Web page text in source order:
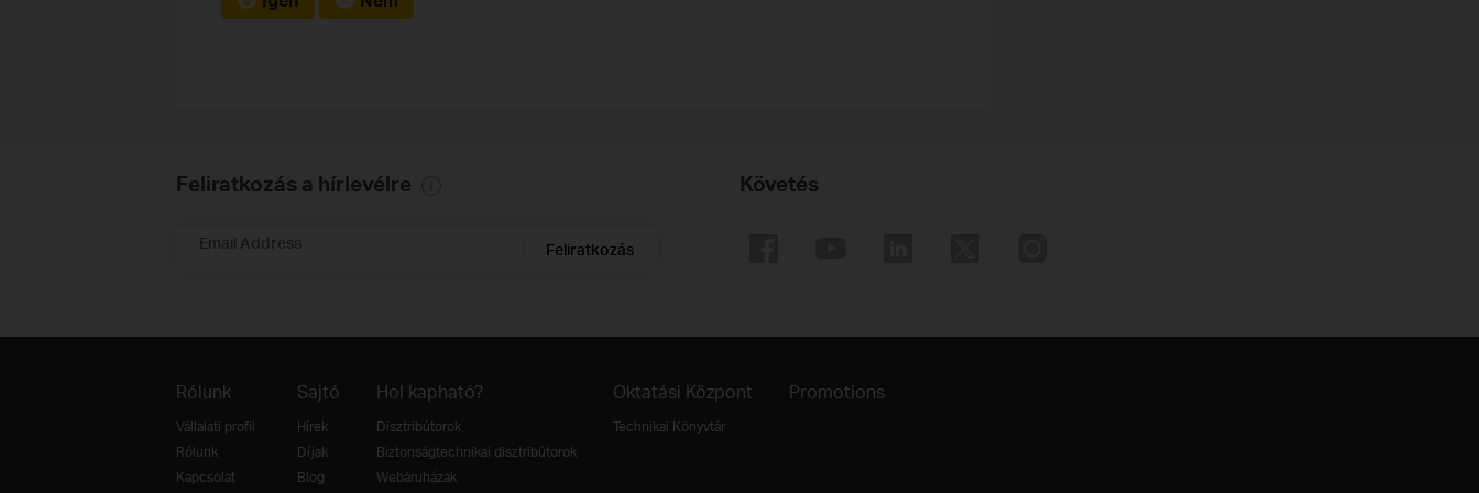
Feliratkozás a hírlevélre
Email Address Feliratkozás
Követés
Rólunk
Vállalati profil
Rólunk
Kapcsolat
Sajtó
Hírek
Díjak
Blog
Hol kapható?
Disztribútorok
Biztonságtechnikai disztribútorok
Webáruházak
Oktatási Központ
Technikai Könyvtár
Promotions